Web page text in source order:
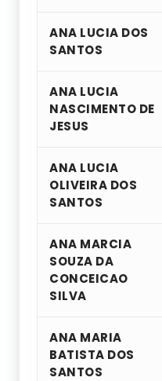
ANA LUCIA DOS
SANTOS
ANA LUCIA
NASCIMENTO DE
JESUS
ANA LUCIA
OLIVEIRA DOS
SANTOS
ANA MARCIA
SOUZA DA
CONCEICAO
SILVA
ANA MARIA
BATISTA DOS
SANTOS